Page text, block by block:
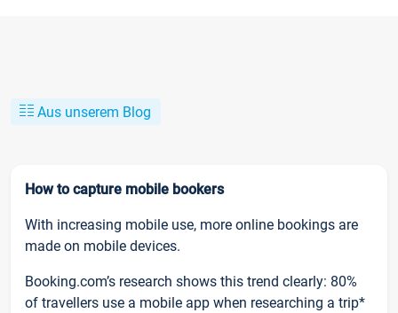
Aus unserem Blog
How to capture mobile bookers
With increasing mobile use, more online bookings are
made on mobile devices.
Booking.com’s research shows this trend clearly: 80%
of travellers use a mobile app when researching a trip*